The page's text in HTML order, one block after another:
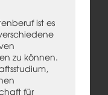
ist es
zu können.
für